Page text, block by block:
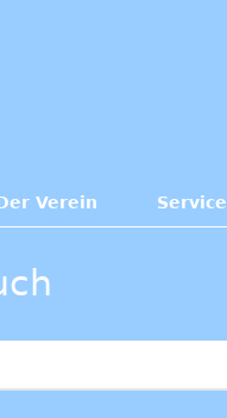
Verein Service